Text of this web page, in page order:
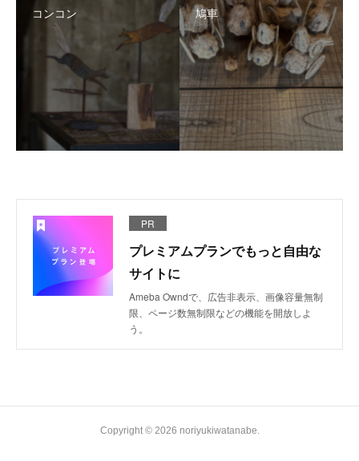
コンコン 鳩車
PR
プレミアムプランでもっと自由な
サイトに
Ameba Owndで、広告非表示、画像容量無制
限、ページ数無制限などの機能を開放しよ
う。
Copyright © 2026 noriyukiwatanabe.